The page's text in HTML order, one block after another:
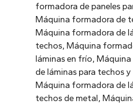
formadora de paneles
Máquina formadora de
Máquina formadora de
techos, Máquina
láminas en frío,
de láminas para techos y
Máquina formadora de
techos de metal,